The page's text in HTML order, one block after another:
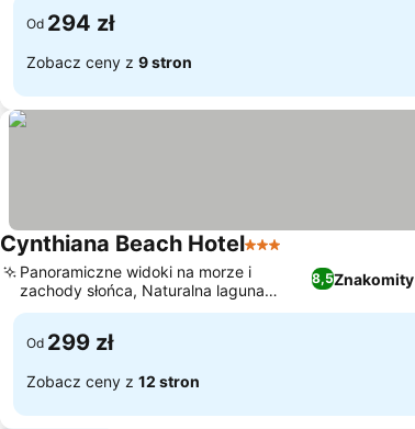
Od 294 zł
Zobacz ceny z 9 stron
Cynthiana Beach Hotel3 Kategoria
8,5Znakomity
Panoramiczne widoki na morze i
zachody słońca, Naturalna laguna
morska do pływania
Od 299 zł
Zobacz ceny z 12 stron